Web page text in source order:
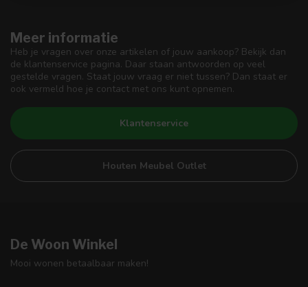
Meer informatie
Heb je vragen over onze artikelen of jouw aankoop? Bekijk dan
de klantenservice pagina. Daar staan antwoorden op veel
gestelde vragen. Staat jouw vraag er niet tussen? Dan staat er
ook vermeld hoe je contact met ons kunt opnemen.
Klantenservice
Houten Meubel Outlet
De Woon Winkel
Mooi wonen betaalbaar maken!